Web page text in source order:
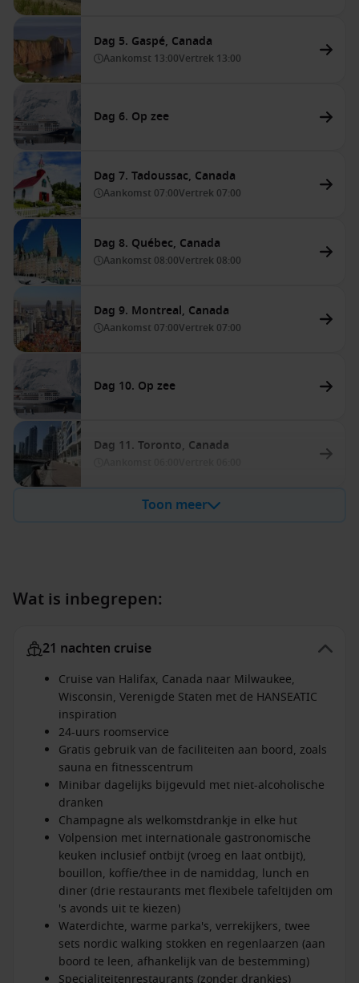
Dag 5. Gaspé, Canada
Aankomst 13:00Vertrek 13:00
Dag 6. Op zee
Dag 7. Tadoussac, Canada
Aankomst 07:00Vertrek 07:00
Dag 8. Québec, Canada
Aankomst 08:00Vertrek 08:00
Dag 9. Montreal, Canada
Aankomst 07:00Vertrek 07:00
Dag 10. Op zee
Dag 11. Toronto, Canada
Toon meer
Wat is inbegrepen:
21 nachten cruise
Cruise van Halifax, Canada naar Milwaukee,
Wisconsin, Verenigde Staten met de HANSEATIC
inspiration
24-uurs roomservice
Gratis gebruik van de faciliteiten aan boord, zoals
sauna en fitnesscentrum
Minibar dagelijks bijgevuld met niet-alcoholische
dranken
Champagne als welkomstdrankje in elke hut
Volpension met internationale gastronomische
keuken inclusief ontbijt (vroeg en laat ontbijt),
bouillon, koffie/thee in de namiddag, lunch en
diner (drie restaurants met flexibele tafeltijden om
's avonds uit te kiezen)
Waterdichte, warme parka's, verrekijkers, twee
sets nordic walking stokken en regenlaarzen (aan
boord te leen, afhankelijk van de bestemming)
Specialiteitenrestaurants (zonder drankjes)